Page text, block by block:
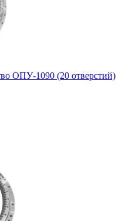
ОПУ-1090 (20 отверстий)